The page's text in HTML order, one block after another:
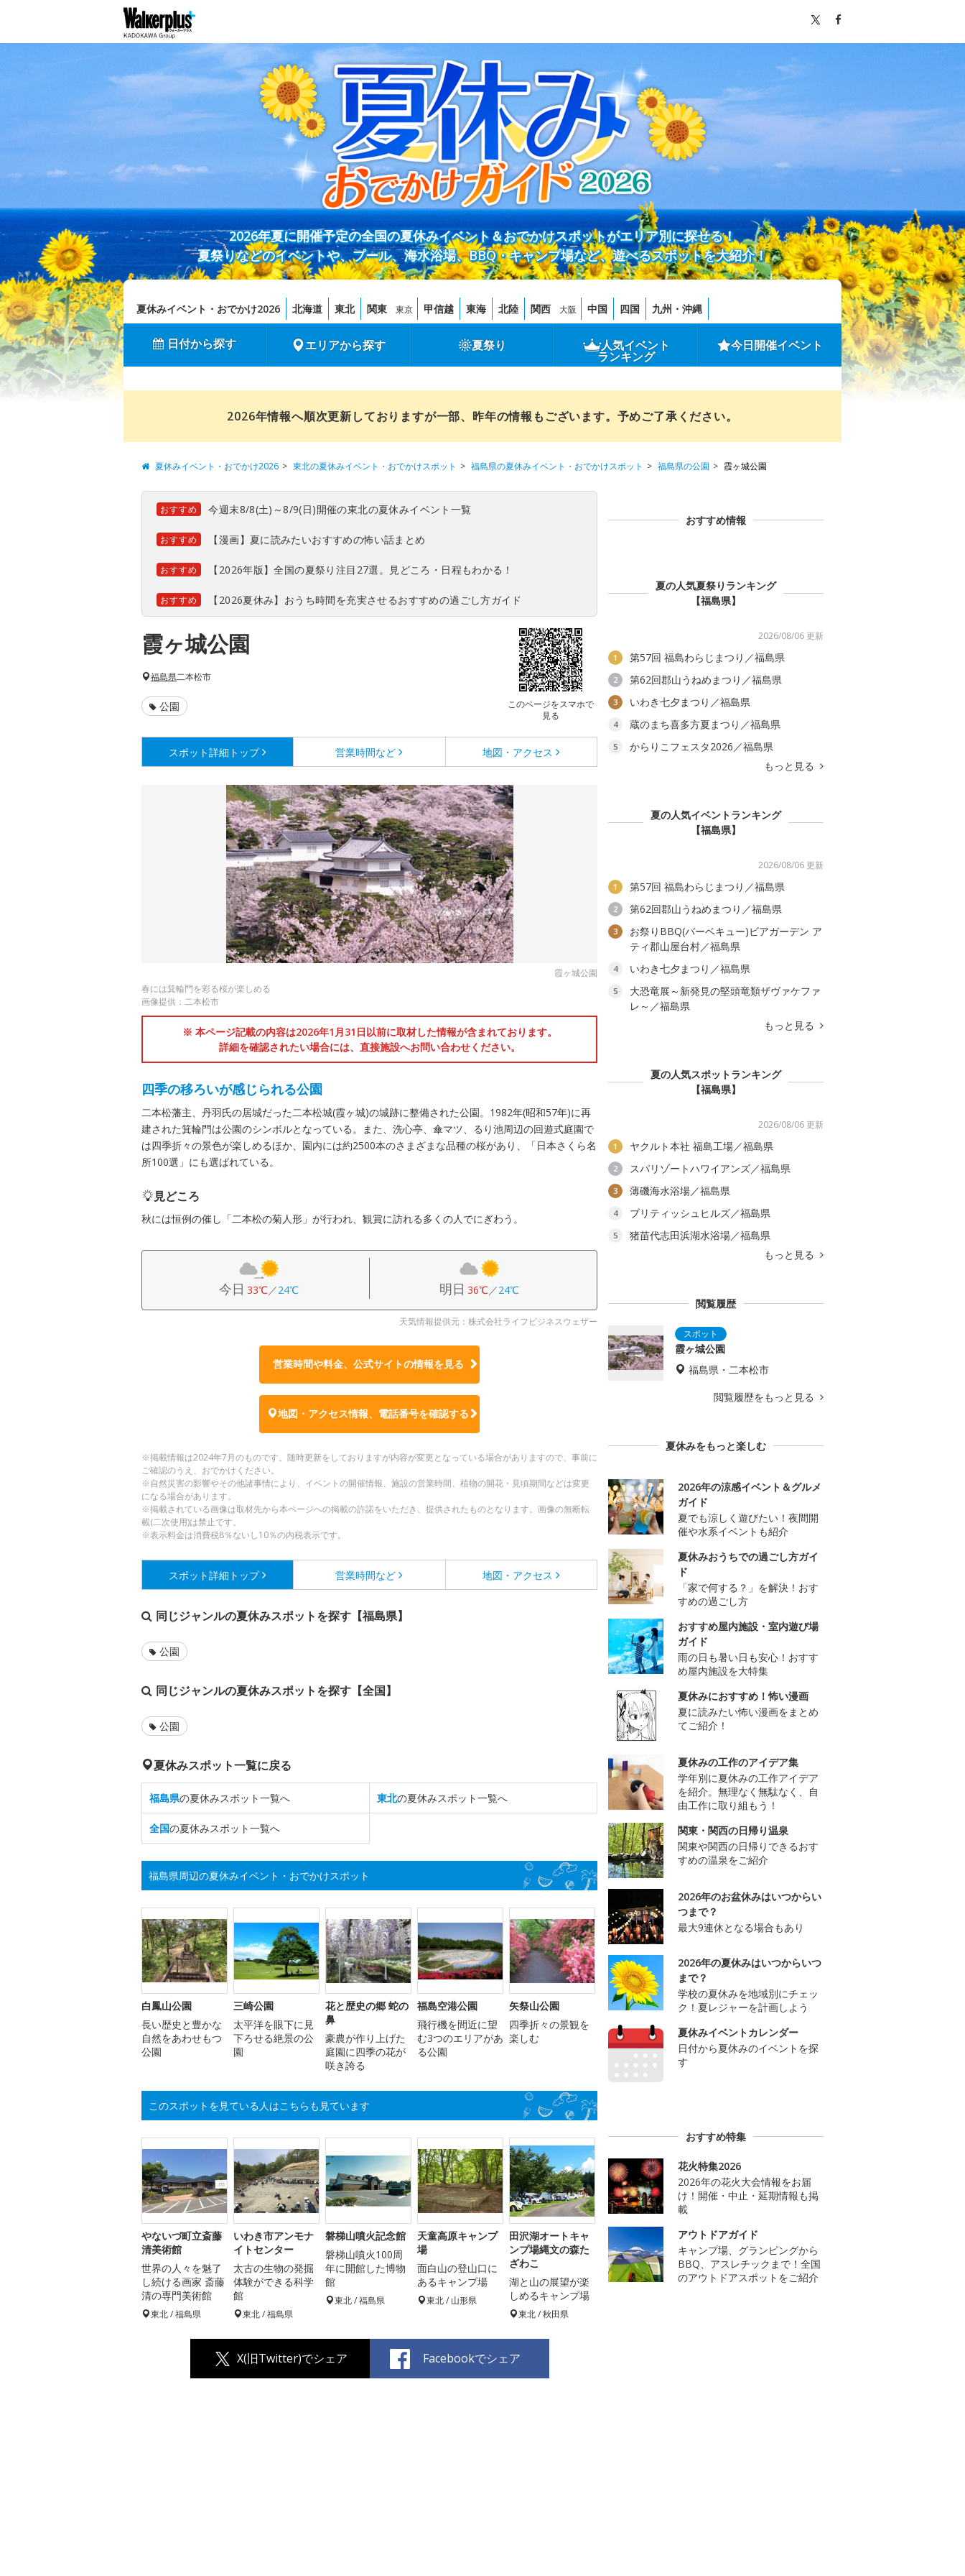
2026年夏に開催予定の全国の夏休みイベント＆おでかけスポットがエリア別に探せる！
夏祭りなどのイベントや、プール、海水浴場、BBQ・キャンプ場など、遊べるスポットを大紹介！
夏休みイベント・おでかけ2026 北海道 東北 関東 東京 甲信越 東海 北陸 関西 大阪 中国 四国 九州・沖縄
日付から探す エリアから探す 夏祭り 人気イベント
ランキング
今日開催イベント
2026年情報へ順次更新しておりますが一部、昨年の情報もございます。予めご了承ください。
夏休みイベント・おでかけ2026 東北の夏休みイベント・おでかけスポット 福島県の夏休みイベント・おでかけスポット 福島県の公園 霞ヶ城公園
おすすめ 今週末8/8(土)～8/9(日)開催の東北の夏休みイベント一覧
おすすめ 【漫画】夏に読みたいおすすめの怖い話まとめ
おすすめ 【2026年版】全国の夏祭り注目27選。見どころ・日程もわかる！
おすすめ 【2026夏休み】おうち時間を充実させるおすすめの過ごし方ガイド
霞ヶ城公園
このページをスマホで
見る
福島県二本松市
公園
スポット詳細 トップ 営業時間など 地図・アクセス
霞ヶ城公園
春には箕輪門を彩る桜が楽しめる
画像提供：二本松市
※ 本ページ記載の内容は2026年1月31日以前に取材した情報が含まれております。
詳細を確認されたい場合には、直接施設へお問い合わせください。
四季の移ろいが感じられる公園
二本松藩主、丹羽氏の居城だった二本松城(霞ヶ城)の城跡に整備された公園。1982年(昭和57年)に再
建された箕輪門は公園のシンボルとなっている。また、洗心亭、傘マツ、るり池周辺の回遊式庭園で
は四季折々の景色が楽しめるほか、園内には約2500本のさまざまな品種の桜があり、「日本さくら名
所100選」にも選ばれている。
見どころ
秋には恒例の催し「二本松の菊人形」が行われ、観賞に訪れる多くの人でにぎわう。
今日 33℃／24℃ 明日 36℃／24℃
天気情報提供元：株式会社ライフビジネスウェザー
営業時間や料金、公式サイトの情報を見る
地図・アクセス情報、電話番号を確認する
※掲載情報は2024年7月のものです。随時更新をしておりますが内容が変更となっている場合がありますので、事前に
ご確認のうえ、おでかけください。
※自然災害の影響やその他諸事情により、イベントの開催情報、施設の営業時間、植物の開花・見頃期間などは変更
になる場合があります。
※掲載されている画像は取材先から本ページへの掲載の許諾をいただき、提供されたものとなります。画像の無断転
載(二次使用)は禁止です。
※表示料金は消費税8％ないし10％の内税表示です。
スポット詳細 トップ 営業時間など 地図・アクセス
同じジャンルの夏休みスポットを探す【福島県】
公園
同じジャンルの夏休みスポットを探す【全国】
公園
夏休みスポット一覧に戻る
福島県の夏休みスポット一覧へ 東北の夏休みスポット一覧へ
全国の夏休みスポット一覧へ
福島県周辺の夏休みイベント・おでかけスポット
白鳳山公園
長い歴史と豊かな
自然をあわせもつ
公園
三崎公園
太平洋を眼下に見
下ろせる絶景の公
園
花と歴史の郷 蛇の
鼻
豪農が作り上げた
庭園に四季の花が
咲き誇る
福島空港公園
飛行機を間近に望
む3つのエリアがあ
る公園
矢祭山公園
四季折々の景観を
楽しむ
このスポットを見ている人はこちらも見ています
やないづ町立斎藤
清美術館
世界の人々を魅了
し続ける画家 斎藤
清の専門美術館
東北 / 福島県
いわき市アンモナ
イトセンター
太古の生物の発掘
体験ができる科学
館
東北 / 福島県
磐梯山噴火記念館
磐梯山噴火100周
年に開館した博物
館
東北 / 福島県
天童高原キャンプ
場
面白山の登山口に
あるキャンプ場
東北 / 山形県
田沢湖オートキャ
ンプ場縄文の森た
ざわこ
湖と山の展望が楽
しめるキャンプ場
東北 / 秋田県
X(旧Twitter)でシェア Facebookでシェア
おすすめ情報
夏の人気夏祭りランキング
【福島県】
2026/08/06 更新
1 第57回 福島わらじまつり／福島県
2 第62回郡山うねめまつり／福島県
3 いわき七夕まつり／福島県
4 蔵のまち喜多方夏まつり／福島県
5
からりこフェスタ2026／福島県
もっと見る
夏の人気イベントランキング
【福島県】
2026/08/06 更新
1 第57回 福島わらじまつり／福島県
2 第62回郡山うねめまつり／福島県
3
お祭りBBQ(バーベキュー)ビアガーデン ア
ティ郡山屋台村／福島県
4 いわき七夕まつり／福島県
5
大恐竜展～新発見の堅頭竜類ザヴァケファ
レ～／福島県
もっと見る
夏の人気スポットランキング
【福島県】
2026/08/06 更新
1 ヤクルト本社 福島工場／福島県
2 スパリゾートハワイアンズ／福島県
3 薄磯海水浴場／福島県
4 ブリティッシュヒルズ／福島県
5
猪苗代志田浜湖水浴場／福島県
もっと見る
閲覧履歴
霞ヶ城公園
福島県・二本松市
閲覧履歴をもっと見る
夏休みをもっと楽しむ
2026年の涼感イベント＆グルメ
ガイド
夏でも涼しく遊びたい！夜間開
催や水系イベントも紹介
夏休みおうちでの過ごし方ガイ
ド
「家で何する？」を解決！おす
すめの過ごし方
おすすめ屋内施設・室内遊び場
ガイド
雨の日も暑い日も安心！おすす
め屋内施設を大特集
夏休みにおすすめ！怖い漫画
夏に読みたい怖い漫画をまとめ
てご紹介！
夏休みの工作のアイデア集
学年別に夏休みの工作アイデア
を紹介。無理なく無駄なく、自
由工作に取り組もう！
関東・関西の日帰り温泉
関東や関西の日帰りできるおす
すめの温泉をご紹介
2026年のお盆休みはいつからい
つまで？
最大9連休となる場合もあり
2026年の夏休みはいつからいつ
まで？
学校の夏休みを地域別にチェッ
ク！夏レジャーを計画しよう
夏休みイベントカレンダー
日付から夏休みのイベントを探
す
おすすめ特集
花火特集2026
2026年の花火大会情報をお届
け！開催・中止・延期情報も掲
載
アウトドアガイド
キャンプ場、グランピングから
BBQ、アスレチックまで！全国
のアウトドアスポットをご紹介